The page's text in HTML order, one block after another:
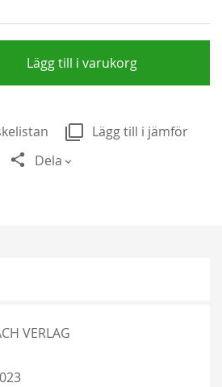
Lägg till i varukorg
Lägg till i jämför
Dela
VERLAG